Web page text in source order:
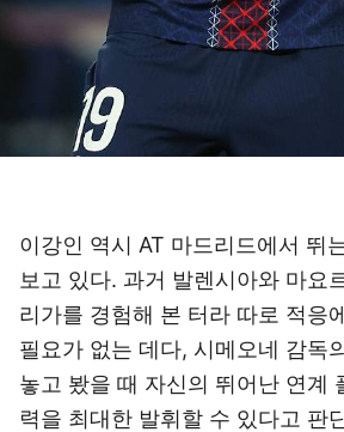
이강인 역시 AT 마드리드에서 뛰
보고 있다. 과거 발렌시아와 마요
리가를 경험해 본 터라 따로 적응
필요가 없는 데다, 시메오네 감독
놓고 봤을 때 자신의 뛰어난 연계
력을 최대한 발휘할 수 있다고 판